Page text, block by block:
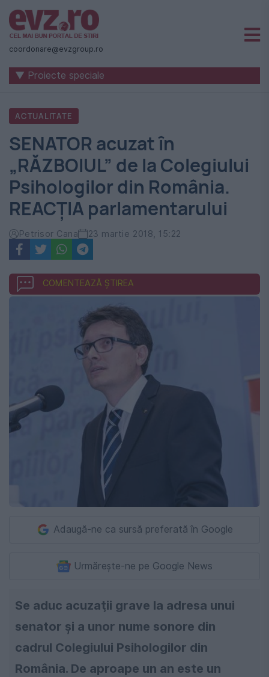
Știri
naționale
internaționale
România
-
Evenimentul
Zilei
coordonare@evzgroup.ro
▼ Proiecte speciale
ACTUALITATE
SENATOR acuzat în
„RĂZBOIUL” de la Colegiului
Psihologilor din România.
REACȚIA parlamentarului
Petrisor Cana 23 martie 2018, 15:22
COMENTEAZĂ ȘTIREA
Adaugă-ne ca sursă preferată în Google
Urmărește-ne pe Google News
Se aduc acuzaţii grave la adresa unui
senator şi a unor nume sonore din
cadrul Colegiului Psihologilor din
România. De aproape un an este un